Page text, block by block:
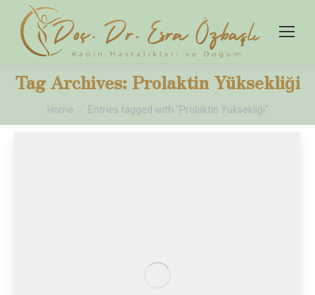
Tag Archives: Prolaktin Yüksekliği
You are here:
Home Entries tagged with "Prolaktin Yüksekliği"